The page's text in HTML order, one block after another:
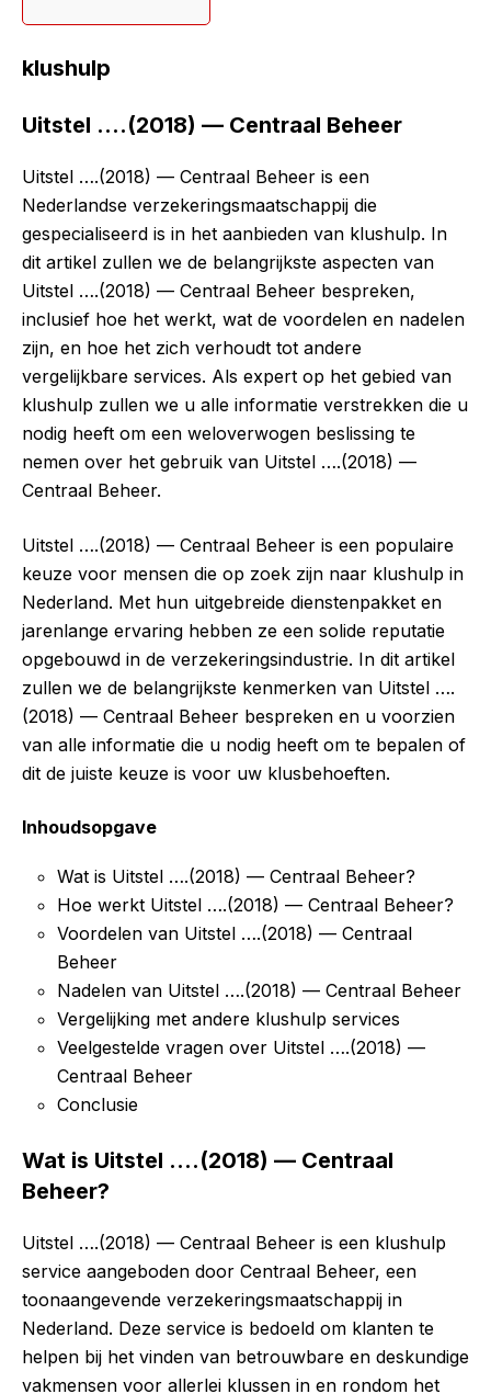
klushulp
Uitstel ….(2018) — Centraal Beheer
Uitstel ….(2018) — Centraal Beheer is een
Nederlandse verzekeringsmaatschappij die
gespecialiseerd is in het aanbieden van klushulp. In
dit artikel zullen we de belangrijkste aspecten van
Uitstel ….(2018) — Centraal Beheer bespreken,
inclusief hoe het werkt, wat de voordelen en nadelen
zijn, en hoe het zich verhoudt tot andere
vergelijkbare services. Als expert op het gebied van
klushulp zullen we u alle informatie verstrekken die u
nodig heeft om een weloverwogen beslissing te
nemen over het gebruik van Uitstel ….(2018) —
Centraal Beheer.
Uitstel ….(2018) — Centraal Beheer is een populaire
keuze voor mensen die op zoek zijn naar klushulp in
Nederland. Met hun uitgebreide dienstenpakket en
jarenlange ervaring hebben ze een solide reputatie
opgebouwd in de verzekeringsindustrie. In dit artikel
zullen we de belangrijkste kenmerken van Uitstel ….
(2018) — Centraal Beheer bespreken en u voorzien
van alle informatie die u nodig heeft om te bepalen of
dit de juiste keuze is voor uw klusbehoeften.
Inhoudsopgave
Wat is Uitstel ….(2018) — Centraal Beheer?
Hoe werkt Uitstel ….(2018) — Centraal Beheer?
Voordelen van Uitstel ….(2018) — Centraal
Beheer
Nadelen van Uitstel ….(2018) — Centraal Beheer
Vergelijking met andere klushulp services
Veelgestelde vragen over Uitstel ….(2018) —
Centraal Beheer
Conclusie
Wat is Uitstel ….(2018) — Centraal
Beheer?
Uitstel ….(2018) — Centraal Beheer is een klushulp
service aangeboden door Centraal Beheer, een
toonaangevende verzekeringsmaatschappij in
Nederland. Deze service is bedoeld om klanten te
helpen bij het vinden van betrouwbare en deskundige
vakmensen voor allerlei klussen in en rondom het